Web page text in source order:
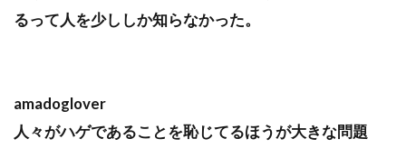
るって人を少ししか知らなかった。
amadoglover
人々がハゲであることを恥じてるほうが大きな問題